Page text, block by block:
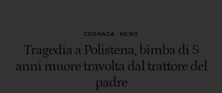
CRONACA NEWS
Tragedia a Polistena, bimba di 5
anni muore travolta dal trattore del
padre